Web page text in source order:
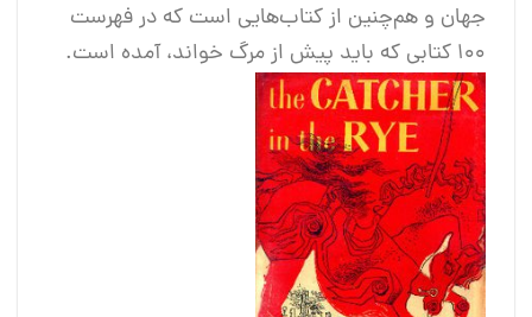
جهان و هم‌چنین از کتاب‌هایی است که در فهرست
۱۰۰ کتابی که باید پیش از مرگ خواند، آمده است.